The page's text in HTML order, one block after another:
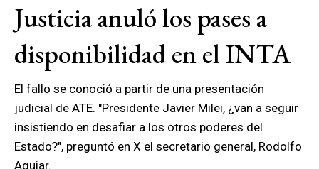
Justicia anuló los pases a
disponibilidad en el INTA
El fallo se conoció a partir de una presentación
judicial de ATE. "Presidente Javier Milei, ¿van a seguir
insistiendo en desafiar a los otros poderes del
Estado?", preguntó en X el secretario general, Rodolfo
Aguiar.